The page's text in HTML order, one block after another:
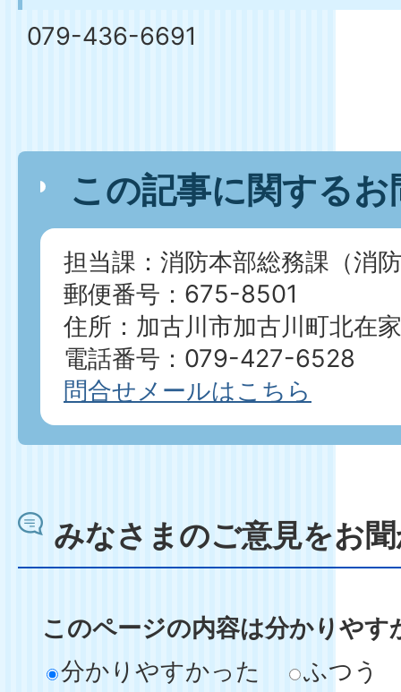
079-436-6691
この記事に関する
担当課：消防本部総務課（消
郵便番号：675-8501
住所：加古川市加古川町北在
電話番号：079-427-6528
問合せメールはこちら
みなさまのご意見をお
このページの内容は分かりやす
分かりやすかった
ふつう